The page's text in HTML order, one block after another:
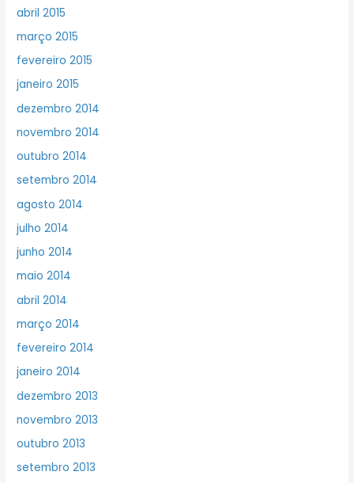
abril 2015
março 2015
fevereiro 2015
janeiro 2015
dezembro 2014
novembro 2014
outubro 2014
setembro 2014
agosto 2014
julho 2014
junho 2014
maio 2014
abril 2014
março 2014
fevereiro 2014
janeiro 2014
dezembro 2013
novembro 2013
outubro 2013
setembro 2013